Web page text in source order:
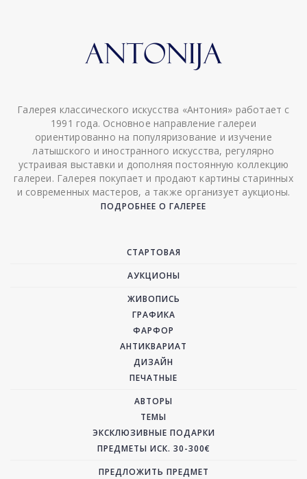
Галерея классического искусства «Антония» работает с
1991 года. Основное направление галереи
ориентированно на популяризование и изучение
латышского и иностранного искусства, регулярно
устраивая выставки и дополняя постоянную коллекцию
галереи. Галерея покупает и продают картины старинных
и современных мастеров, а также организует аукционы.
ПОДРОБНЕЕ О ГАЛЕРЕЕ
СТАРТОВАЯ
АУКЦИОНЫ
ЖИВОПИСЬ
ГРАФИКА
ФАРФОР
АНТИКВАРИАТ
ДИЗАЙН
ПЕЧАТНЫЕ
АВТОРЫ
ТЕМЫ
ЭКСКЛЮЗИВНЫЕ ПОДАРКИ
ПРЕДМЕТЫ ИСК. 30-300€
ПРЕДЛОЖИТЬ ПРЕДМЕТ